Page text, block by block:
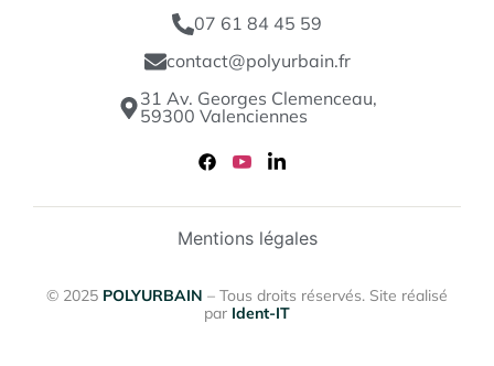
07 61 84 45 59
contact@polyurbain.fr
31 Av. Georges Clemenceau,
59300 Valenciennes
© 2025 POLYURBAIN – Tous droits réservés. Site réalisé
par Ident-IT
Mentions légales